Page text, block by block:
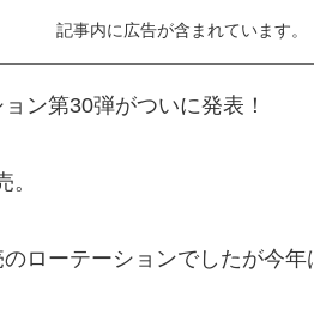
記事内に広告が含まれています。
ン第30弾がついに発表！
ローテーションでしたが今年